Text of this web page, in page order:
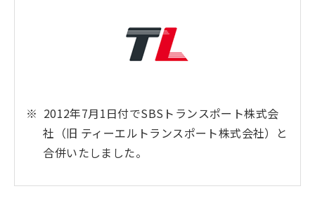
2012年7月1日付でSBSトランスポート株式会
社（旧 ティーエルトランスポート株式会社）と
合併いたしました。